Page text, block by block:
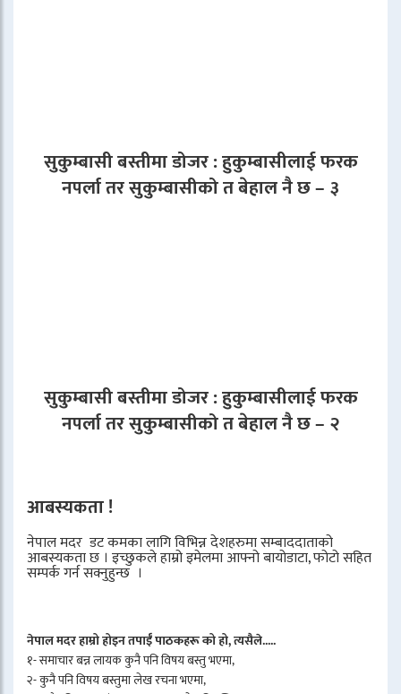
सुकुम्बासी बस्तीमा डोजर : हुकुम्बासीलाई फरक
नपर्ला तर सुकुम्बासीको त बेहाल नै छ – ३
सुकुम्बासी बस्तीमा डोजर : हुकुम्बासीलाई फरक
नपर्ला तर सुकुम्बासीको त बेहाल नै छ – २
आबस्यकता !
नेपाल मदर डट कमका लागि विभिन्न देशहरुमा सम्बाददाताको
आबस्यकता छ । इच्छुकले हाम्रो इमेलमा आफ्नो बायोडाटा, फोटो सहित
सम्पर्क गर्न सक्नुहुन्छ ।
नेपाल मदर हाम्रो होइन तपाईँ पाठकहरू को हो, त्यसैले.....
१- समाचार बन्न लायक कुनै पनि विषय बस्तु भएमा,
२- कुनै पनि विषय बस्तुमा लेख रचना भएमा,